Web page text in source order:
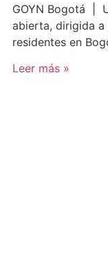
GOYN Bogotá |
abierta, dirigida a
residentes en
Leer más »